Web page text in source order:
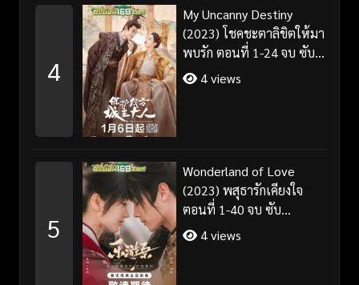
4
My Uncanny Destiny
(2023) โชคชะตาลิขิตให้มา
พบรัก ตอนที่ 1-24 จบ ซับ
ไทย/พากย์ไทย
4 views
5
Wonderland of Love
(2023) พสุธารักเคียงใจ
ตอนที่ 1-40 จบ ซับ
ไทย+พากย์ไทย
4 views